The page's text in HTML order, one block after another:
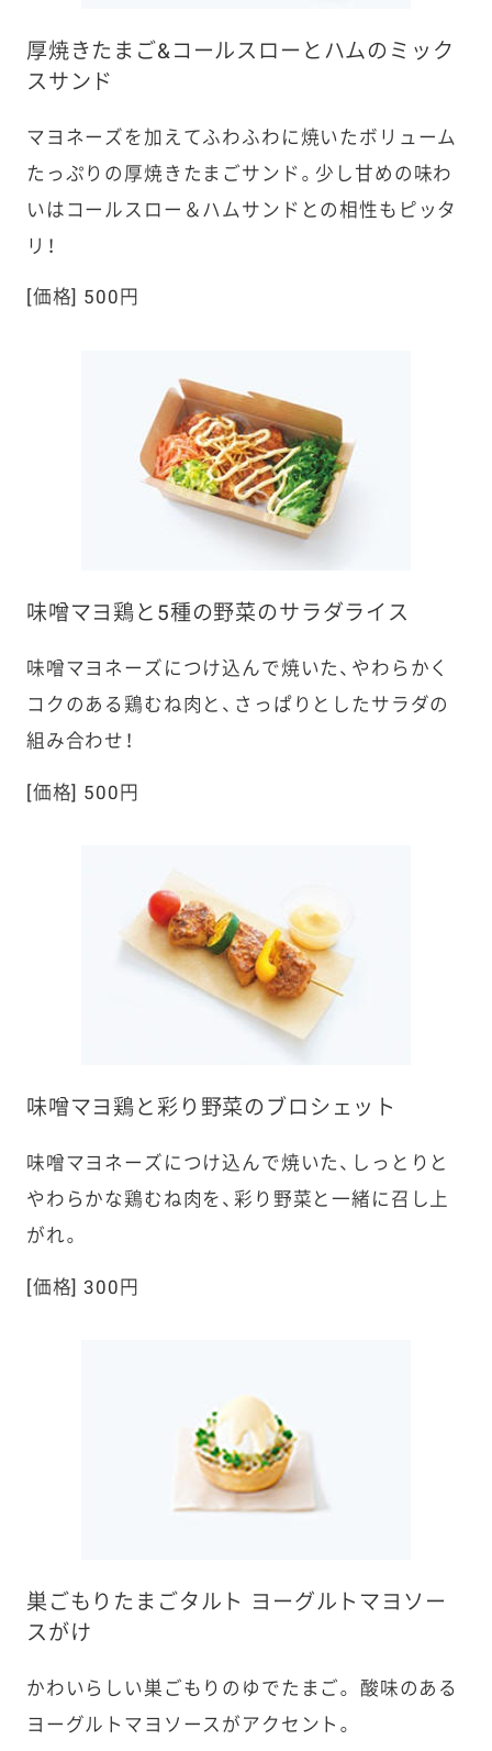
厚焼きたまご&コールスローとハムのミック
スサンド
マヨネーズを加えてふわふわに焼いたボリューム
たっぷりの厚焼きたまごサンド。少し甘めの味わ
いはコールスロー＆ハムサンドとの相性もピッタ
リ！
[価格] 500円
味噌マヨ鶏と5種の野菜のサラダライス
味噌マヨネーズにつけ込んで焼いた、やわらかく
コクのある鶏むね肉と、さっぱりとしたサラダの
組み合わせ！
[価格] 500円
味噌マヨ鶏と彩り野菜のブロシェット
味噌マヨネーズにつけ込んで焼いた、しっとりと
やわらかな鶏むね肉を、彩り野菜と一緒に召し上
がれ。
[価格] 300円
巣ごもりたまごタルト ヨーグルトマヨソー
スがけ
かわいらしい巣ごもりのゆでたまご。 酸味のある
ヨーグルトマヨソースがアクセント。